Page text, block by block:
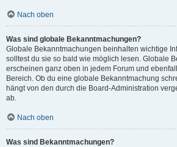
Nach oben
Was sind globale Bekanntmachungen?
Globale Bekanntmachungen beinhalten wichtige
solltest du sie so bald wie möglich lesen. Globale
erscheinen ganz oben in jedem Forum und
Bereich. Ob du eine globale Bekanntmachung
hängt von den durch die Board-Administration
ab.
Nach oben
Was sind Bekanntmachungen?